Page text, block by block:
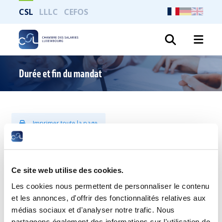
Ce site web utilise des cookies.
Les cookies nous permettent de personnaliser le contenu
et les annonces, d'offrir des fonctionnalités relatives aux
médias sociaux et d'analyser notre trafic. Nous
CSL LLLC CEFOS
Durée et fin du mandat
Imprimer toute la page
leur mandat est renouvelable.
Leur mandat prend néanmoins fin :
en cas de non-réélection comme membre
titulaire ou suppléant, dès que l’installation de
la délégation a eu lieu ;